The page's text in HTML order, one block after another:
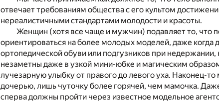
отвечает требованиям общества с его культом
нереалистичными стандартами молодости и красоты.
Женщин (хотя все чаще и мужчин) подавляет то, что
ориентироваться на более молодых моделей, даже когда
ортопедической обуви или подгузников при
незаметны даже в узкой мини-юбке и магическим
лучезарную улыбку от правого до левого уха. Наконец-
дочерью, лишь чуточку более горячей, чем мамочка.
сперва должны пройти через известное модельное